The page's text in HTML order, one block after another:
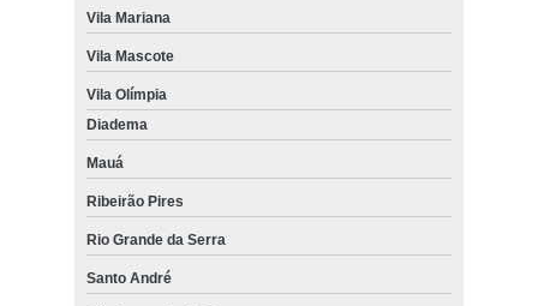
Vila Mariana
Vila Mascote
Vila Olímpia
Diadema
Mauá
Ribeirão Pires
Rio Grande da Serra
Santo André